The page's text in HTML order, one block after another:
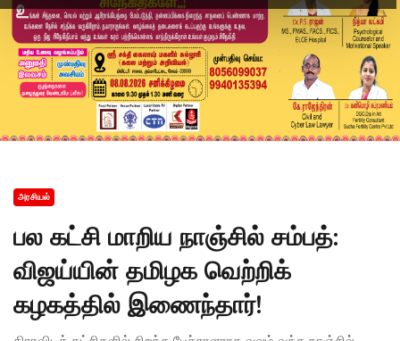
அரசியல்
பல கட்சி மாறிய நாஞ்சில் சம்பத்:
விஜய்யின் தமிழக வெற்றிக்
கழகத்தில் இணைந்தார்!